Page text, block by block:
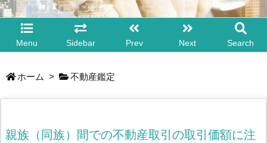
Menu Sidebar Prev Next Search
ホーム > 不動産鑑定
親族（同族）間での不動産取引の取引価額に注